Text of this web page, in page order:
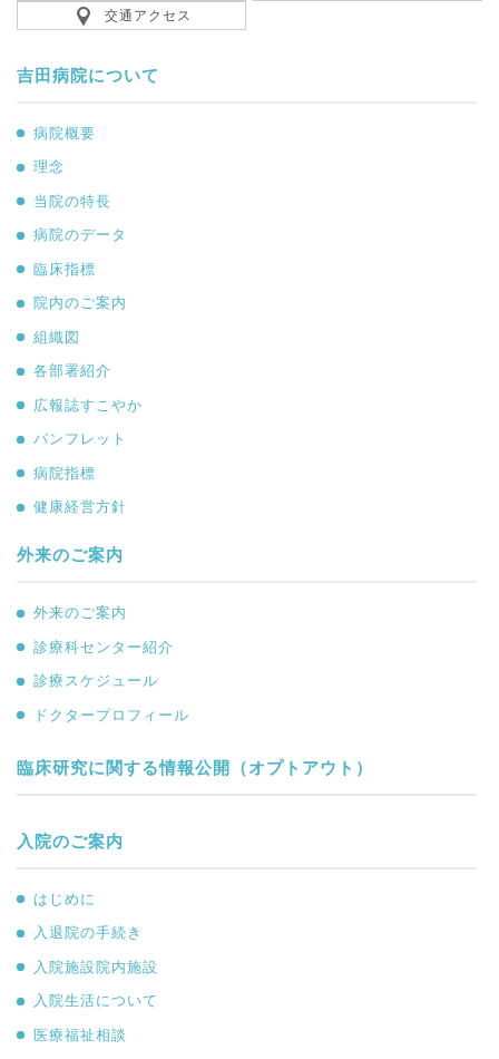
交通アクセス
吉田病院について
病院概要
理念
当院の特長
病院のデータ
臨床指標
院内のご案内
組織図
各部署紹介
広報誌すこやか
パンフレット
病院指標
健康経営方針
外来のご案内
外来のご案内
診療科センター紹介
診療スケジュール
ドクタープロフィール
臨床研究に関する情報公開（オプトアウト）
入院のご案内
はじめに
入退院の手続き
入院施設院内施設
入院生活について
医療福祉相談